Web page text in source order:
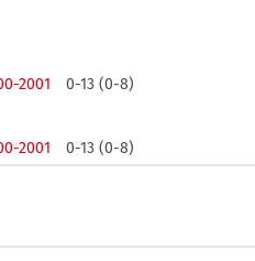
2001
0-13 (0-8)
2001 0-13 (0-8)